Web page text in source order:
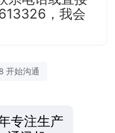
，我会
开始沟通
专注生产